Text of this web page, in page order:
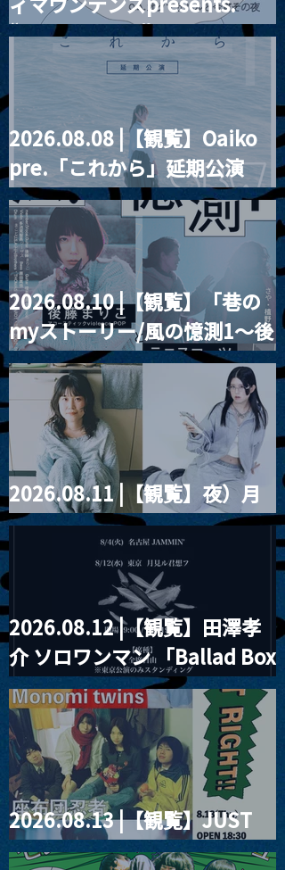
“HALL-IN-ONE”
2026.08.08 |【観覧】Oaiko
pre.「これから」延期公演
Blurred City Lights × 17歳
とベルリンの壁
2026.08.10 |【観覧】「巷の
myストーリー/風の憶測1～後
藤まりこアコースティック
violence POPとテニスコー
ツ」
2026.08.11 |【観覧】夜）月
見ル君想フpre. Sugar Shock
2026.08.12 |【観覧】田澤孝
介 ソロワンマン 「Ballad Box
2026」
2026.08.13 |【観覧】JUST
RIGHT!! vol.26